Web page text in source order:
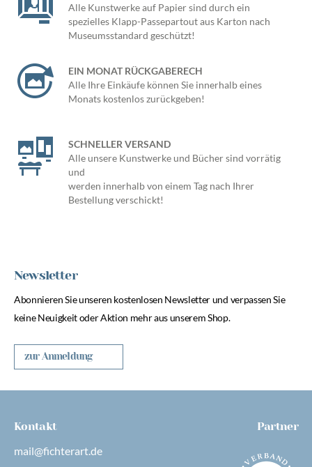
Alle Kunstwerke auf Papier sind durch ein
spezielles Klapp-Passepartout aus Karton nach
Museumsstandard geschützt!
EIN MONAT RÜCKGABERECH
Alle Ihre Einkäufe können Sie innerhalb eines
Monats kostenlos zurückgeben!
SCHNELLER VERSAND
Alle unsere Kunstwerke und Bücher sind vorrätig
und
werden innerhalb von einem Tag nach Ihrer
Bestellung verschickt!
Newsletter
Abonnieren Sie unseren kostenlosen Newsletter und verpassen Sie
keine Neuigkeit oder Aktion mehr aus unserem Shop.
zur Anmeldung
Kontakt
mail@fichterart.de
Partner